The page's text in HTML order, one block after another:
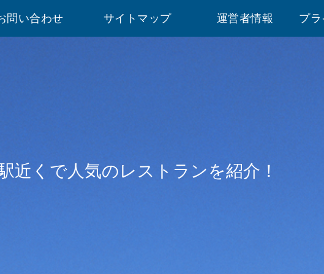
近くで人気のレストランを紹介！
問い合わせ サイトマップ 運営者情報